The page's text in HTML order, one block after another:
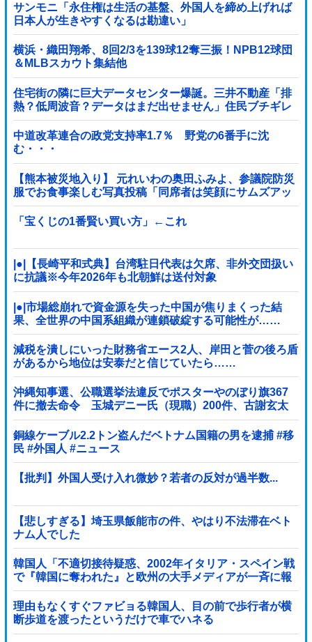
サンモニ「永住権は生活の基盤、外国人を締め上げれば
日本人が生きやすくなるは勘違い」
横浜・織田翔希、8回2/3を139球12奪三振！NPB12球団
＆MLBスカウト集結他
住宅街の隣に巨大データセンター爆誕。三井不動産「排
熱？低周波音？データはまだ出せません」住民ブチギレ
中道改革連合の政党支持率1.7％ 野党の6番手に沈
む・・・
【熊本被災地入り】 元れいわの奥田ふみよ、参議院防災
服でお食事楽しむ写真投稿「同席者は笑顔にサムズアッ
プ」
「宝くじの1番賢い買い方」←これ
|●|【長崎平和式典】台湾駐日代表は欠席、非外交団扱い
に抗議※今年2026年も北朝鮮は送付対象
|●|市場総崩れで資金源を失った中国が焦りまくった結
果、全世界の中国系組織が連鎖破綻する可能性が……
減税を潰しにいった財務省エース2人、岸田と菅の後ろ盾
があるから地位は安泰だと信じていたら……
沖縄知事選、公職選挙法違反でポスターやのぼり旗367
件に撤去命令 玉城デニー氏（現職）200件、古謝玄太
氏 149件、下地幹郎氏 16件、比嘉隆...
銅線ケーブル2.2トン盗んだベトナム国籍の男を逮捕 #移
民 #外国人 #ニュース
【批判】外国人受け入れ微妙？若者の反対が過半数...
【悲しすぎる】埼玉県飯能市の件、やはり不法滞在ベト
ナム人でした
韓国人「不適切接待疑惑、2002年イタリア・スペイン戦
で『韓国に奪われた』と欧州の大手メディアが一斉に報
道！」
理由もなくすぐファビョる韓国人、目の前で歩行者が横
断歩道を渡ったというだけで車でハネる